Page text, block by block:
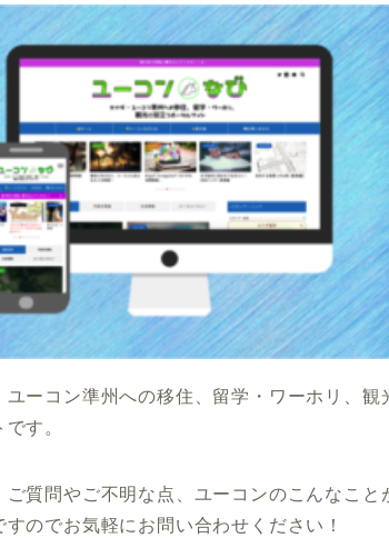
ーコン準州への移住、留学・ワーホリ、観
す。
質問やご不明な点、ユーコンのこんなこと
のでお気軽にお問い合わせください！